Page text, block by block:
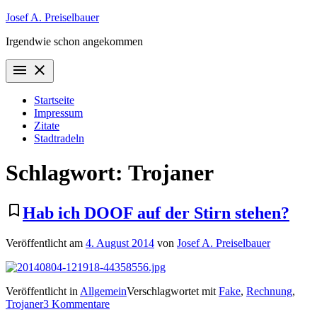
Zum
springen
Josef A. Preiselbauer
Irgendwie schon angekommen
menu close
Startseite
Impressum
Zitate
Stadtradeln
Schlagwort: Trojaner
bookmark_border Hab ich DOOF auf der Stirn stehen?
Veröffentlicht am 4. August 2014 von Josef A. Preiselbauer
Veröffentlicht in AllgemeinVerschlagwortet mit Fake, Rechnung,
Trojaner3 Kommentarezu